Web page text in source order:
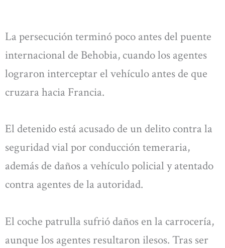
La persecución terminó poco antes del puente
internacional de Behobia, cuando los agentes
lograron interceptar el vehículo antes de que
cruzara hacia Francia.
El detenido está acusado de un delito contra la
seguridad vial por conducción temeraria,
además de daños a vehículo policial y atentado
contra agentes de la autoridad.
El coche patrulla sufrió daños en la carrocería,
aunque los agentes resultaron ilesos. Tras ser